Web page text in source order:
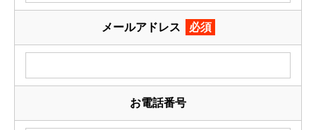
メールアドレス 必須
お電話番号